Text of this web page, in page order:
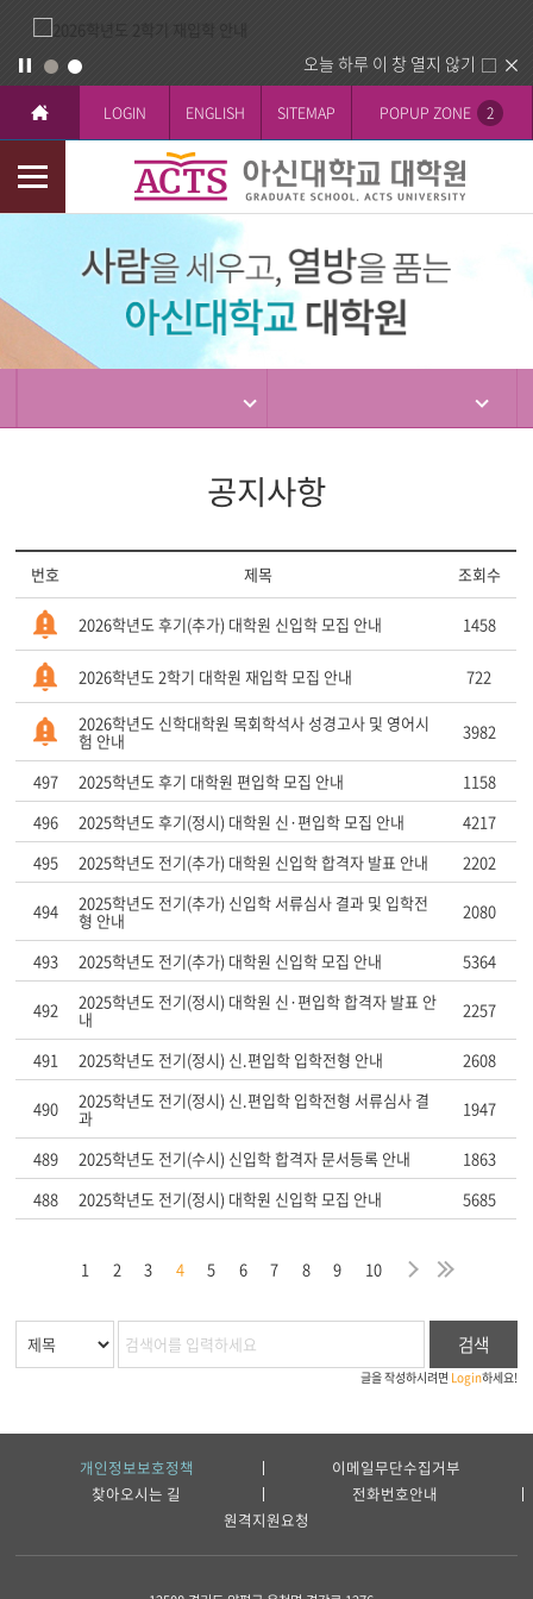
오늘 하루 이 창 열지 않기
LOGIN ENGLISH SITEMAP POPUP ZONE 2
모
바
공지사항
번호 제목 조회수
2026학년도 후기(추가) 대학원 신입학 모집 안내 1458
2026학년도 2학기 대학원 재입학 모집 안내 722
2026학년도 신학대학원 목회학석사 성경고사 및 영어시
험 안내 3982
497 2025학년도 후기 대학원 편입학 모집 안내
1158
496
2025학년도 후기(정시) 대학원 신·편입학 모집 안내
4217
495
2025학년도 전기(추가) 대학원 신입학 합격자 발표 안내 2202
494 2025학년도 전기(추가) 신입학 서류심사 결과 및 입학전
형 안내 2080
493 2025학년도 전기(추가) 대학원 신입학 모집 안내 5364
492 2025학년도 전기(정시) 대학원 신·편입학 합격자 발표 안
내 2257
491 2025학년도 전기(정시) 신.편입학 입학전형 안내 2608
490 2025학년도 전기(정시) 신.편입학 입학전형 서류심사 결
과 1947
489 2025학년도 전기(수시) 신입학 합격자 문서등록 안내
1863
488
2025학년도 전기(정시) 대학원 신입학 모집 안내 5685
1 2 3 4 5 6 7 8 9 10 다 마
검색
글을 작성하시려면 Login하세요!
개인정보보호정책
이메일무단수집거부
찾아오시는 길
전화번호안내
원격지원요청